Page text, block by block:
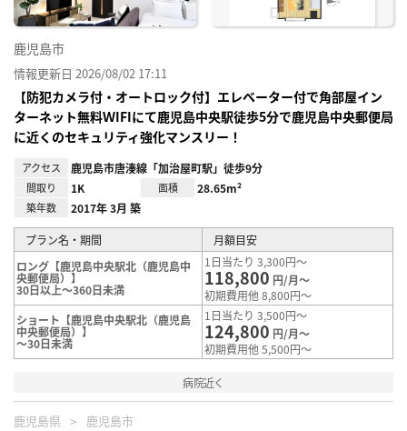
鹿児島市
情報更新日 2026/08/02 17:11
【防犯カメラ付・オートロック付】エレベーター付で角部屋イン
ターネット無料ＷIFIにて鹿児島中央駅徒歩5分で鹿児島中央郵便局
に近くのセキュリティ強化マンスリー！
アクセス 鹿児島市唐湊線「加治屋町駅」徒歩9分
間取り 1K 面積 28.65m²
築年数 2017年 3月 築
プラン名・期間
月額目安
ロング【鹿児島中央駅北（鹿児島中
央郵便局）】
30日以上～360日未満
1日当たり 3,300円～
118,800 円/月～
初期費用他 8,800円～
ショート【鹿児島中央駅北（鹿児島
中央郵便局）】
～30日未満
1日当たり 3,500円～
124,800 円/月～
初期費用他 5,500円～
病院近く
鹿児島県 鹿児島市